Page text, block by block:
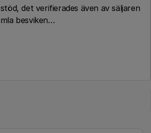
det verifierades även av säljaren
besviken…